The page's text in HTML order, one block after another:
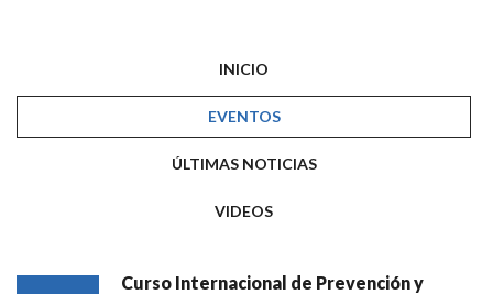
INICIO
EVENTOS
ÚLTIMAS NOTICIAS
VIDEOS
Curso Internacional de Prevención y